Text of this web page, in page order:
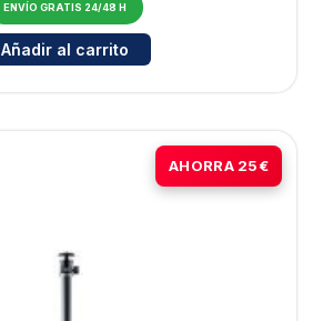
ENVÍO GRATIS 24/48 H
Cantidad para Dangbei Freedo
Añadir al carrito
AHORRA 25€
-19%